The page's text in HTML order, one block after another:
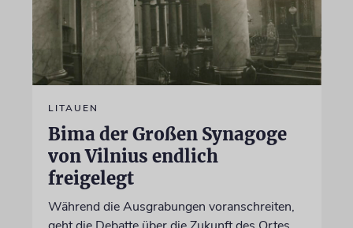
LITAUEN
Bima der Großen Synagoge
von Vilnius endlich
freigelegt
Während die Ausgrabungen voranschreiten,